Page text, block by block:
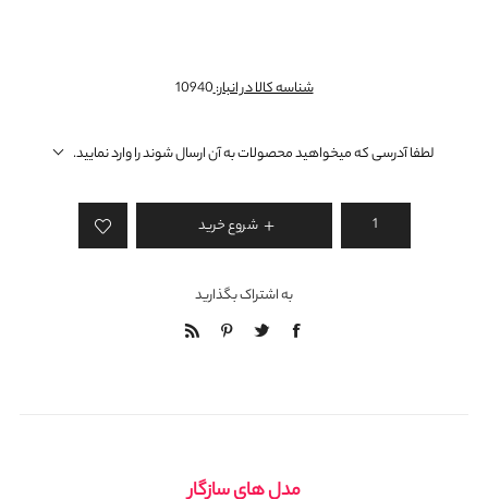
شناسه کالا در انبار:10940
لطفا آدرسی که میخواهید محصولات به آن ارسال شوند را وارد نمایید.
شروع خرید
به اشتراک بگذارید
مدل های سازگار